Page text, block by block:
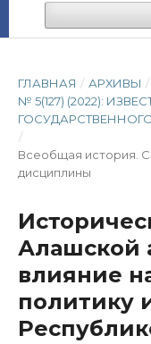
ГЛАВНАЯ / АРХИВЫ /
№ 5(127) (2022):
/
Всеобщая история.
дисциплины
Алашской
влияние
политику